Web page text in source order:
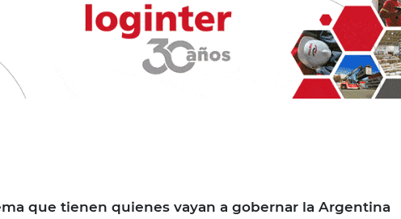
que tienen quienes vayan a gobernar la Argentina